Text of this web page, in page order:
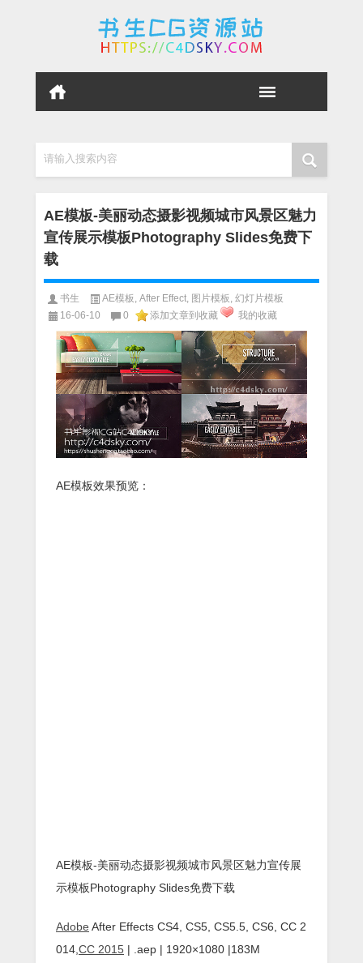
请输入搜索内容
AE模板-美丽动态摄影视频城市风景区魅力
宣传展示模板Photography Slides免费下
载
书生 AE模板 After Effect 图片模板 幻灯片模板
16-06-10
0 添加文章到收藏 我的收藏
AE模板效果预览：
AE模板-美丽动态摄影视频城市风景区魅力宣传展
示模板Photography Slides免费下载
Adobe After Effects CS4, CS5, CS5.5, CS6, CC 2
014, CC 2015 | .aep | 1920×1080 |183M